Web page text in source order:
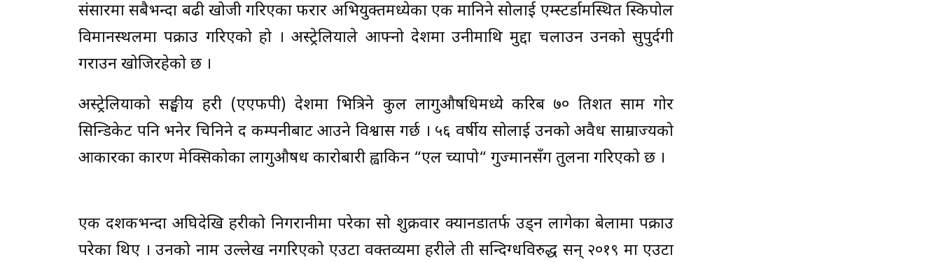
संसारमा सबैभन्दा बढी खोजी गरिएका फरार अभियुक्तमध्येका एक मानिने सोलाई एम्स्टर्डामस्थित स्किपोल
विमानस्थलमा पक्राउ गरिएको हो । अस्ट्रेलियाले आफ्नो देशमा उनीमाथि मुद्दा चलाउन उनको सुपुर्दगी
गराउन खोजिरहेको छ ।
अस्ट्रेलियाको सङ्घीय प्रहरी (एएफपी) देशमा भित्रिने कुल लागुऔषधिमध्ये करिब ७० प्रतिशत साम गोर
सिन्डिकेट पनि भनेर चिनिने द कम्पनीबाट आउने विश्वास गर्छ । ५६ वर्षीय सोलाई उनको अवैध साम्राज्यको
आकारका कारण मेक्सिकोका लागुऔषध कारोबारी ह्वाकिन “एल च्यापो“ गुज्मानसँग तुलना गरिएको छ ।
एक दशकभन्दा अघिदेखि प्रहरीको निगरानीमा परेका सो शुक्रवार क्यानडातर्फ उड्न लागेका बेलामा पक्राउ
परेका थिए । उनको नाम उल्लेख नगरिएको एउटा वक्तव्यमा प्रहरीले ती सन्दिग्धविरुद्ध सन् २०१९ मा एउटा